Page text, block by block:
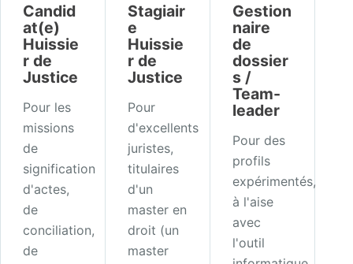
Candid
at(e)
Huissie
r de
Justice
Pour les
missions
de
signification
d'actes,
de
conciliation,
de
Stagiair
e
Huissie
r de
Justice
Pour
d'excellents
juristes,
titulaires
d'un
master en
droit (un
master
Gestion
naire
de
dossier
s /
Team-
leader
Pour des
profils
expérimentés,
à l'aise
avec
l'outil